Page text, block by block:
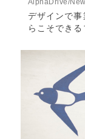
デザインで
らこそでき